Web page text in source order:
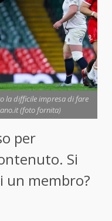
la difficile impresa di fare
(foto fornita)
per
Si
un membro?